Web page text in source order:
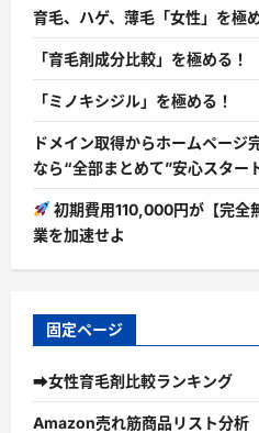
育毛、ハゲ、薄毛「女性」を極
「育毛剤成分比較」を極める！
「ミノキシジル」を極める！
ドメイン取得からホームページ
なら“全部まとめて”安心スター
初期費用110,000円が【完
業を加速せよ
固定ページ
➡女性育毛剤比較ランキング
Amazon売れ筋商品リスト分析